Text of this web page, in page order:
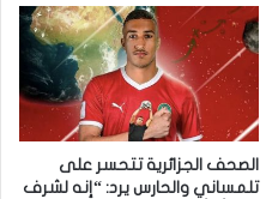
الصحف الجزائرية تتحسر على
تلمساني والحارس يرد: “إنه لشرف